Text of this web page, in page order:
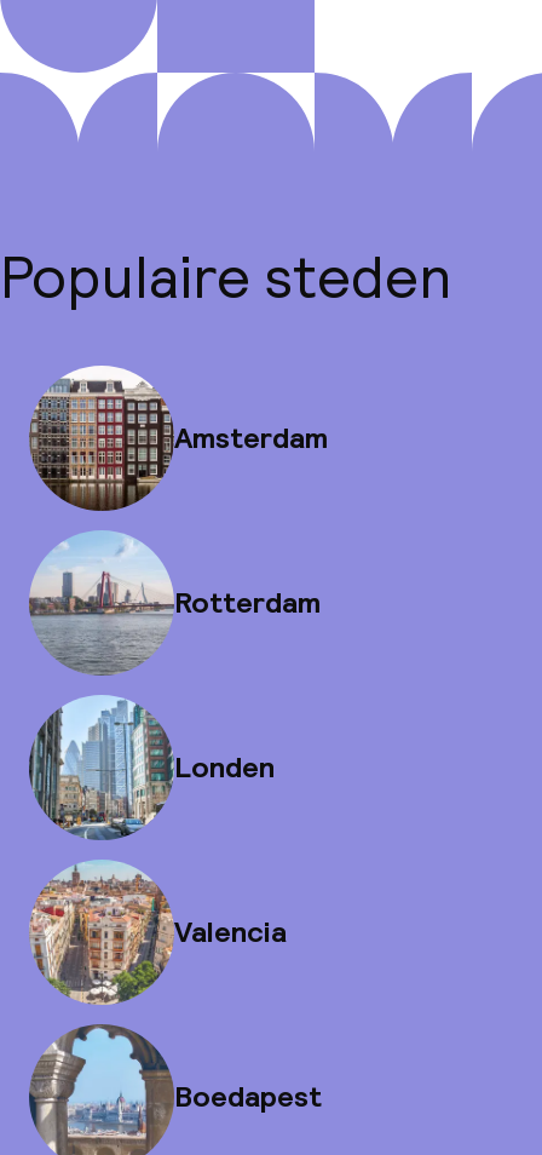
Populaire steden
Amsterdam
Rotterdam
Londen
Valencia
Boedapest